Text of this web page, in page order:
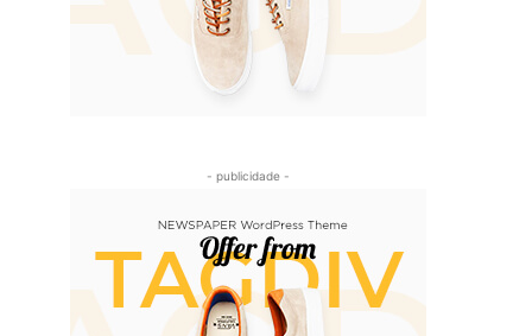
- publicidade -